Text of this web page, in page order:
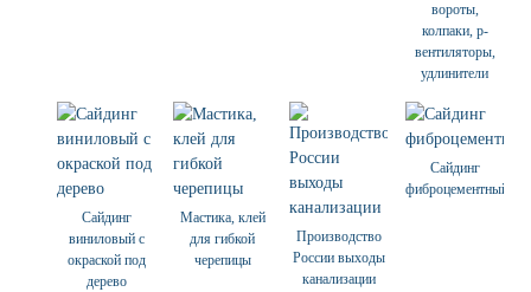
вороты,
колпаки, p-
вентиляторы,
удлинители
Сайдинг
виниловый с
окраской под
дерево
Мастика, клей
для гибкой
черепицы
Производство
России выходы
канализации
Сайдинг
фиброцементный